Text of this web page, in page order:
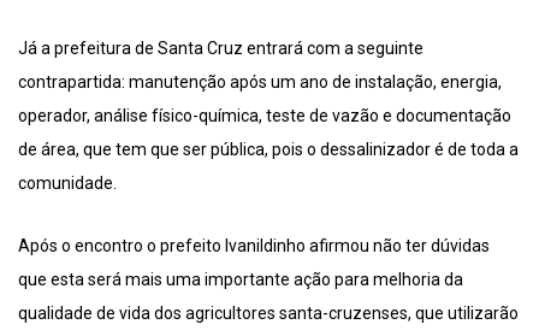
Já a prefeitura de Santa Cruz entrará com a seguinte
contrapartida: manutenção após um ano de instalação, energia,
operador, análise físico-química, teste de vazão e documentação
de área, que tem que ser pública, pois o dessalinizador é de toda a
comunidade.
Após o encontro o prefeito Ivanildinho afirmou não ter dúvidas
que esta será mais uma importante ação para melhoria da
qualidade de vida dos agricultores santa-cruzenses, que utilizarão